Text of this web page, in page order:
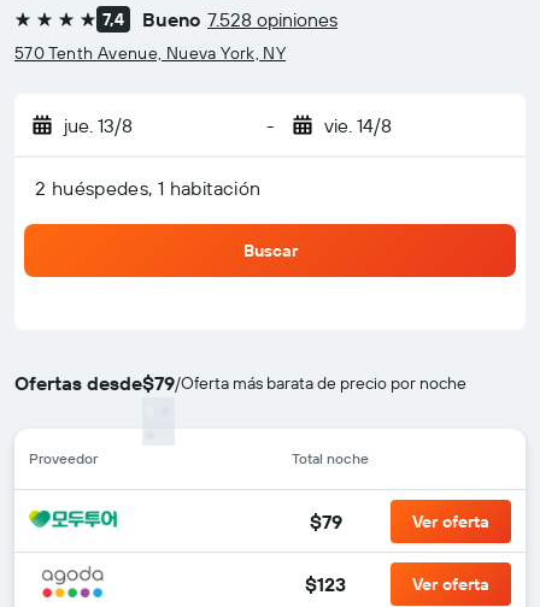
4 estrellas7,4 Bueno 7.528 opiniones
570 Tenth Avenue, Nueva York, NY
jue. 13/8 - vie. 14/8
2 huéspedes, 1 habitación
Buscar
Ofertas desde$79/Oferta más barata de precio por noche
Proveedor Total noche
$79 Ver oferta
$123 Ver oferta